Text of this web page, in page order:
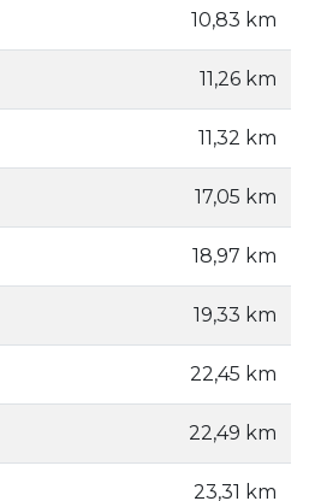
10,83 km
11,26 km
11,32 km
17,05 km
18,97 km
19,33 km
22,45 km
22,49 km
23,31 km